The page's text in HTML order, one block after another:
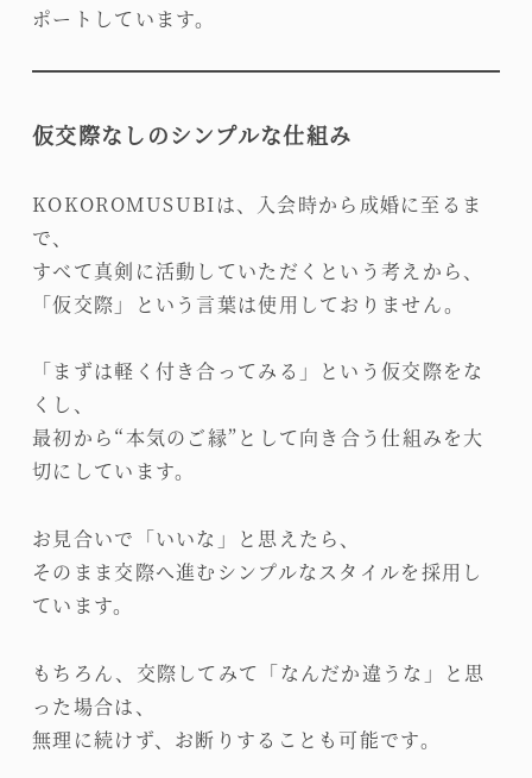
ポートしています。
仮交際なしのシンプルな仕組み
KOKOROMUSUBIは、入会時から成婚に至るま
で、
すべて真剣に活動していただくという考えから、
「仮交際」という言葉は使用しておりません。
「まずは軽く付き合ってみる」という仮交際をな
くし、
最初から“本気のご縁”として向き合う仕組みを大
切にしています。
お見合いで「いいな」と思えたら、
そのまま交際へ進むシンプルなスタイルを採用し
ています。
もちろん、交際してみて「なんだか違うな」と思
った場合は、
無理に続けず、お断りすることも可能です。